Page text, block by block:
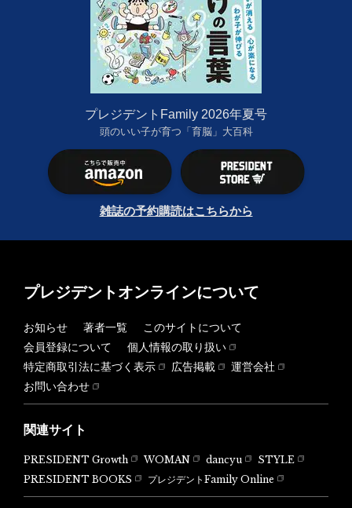
プレジデントFamily 2026年夏号
頭のいい子が育つ「育脳」大百科
雑誌の予約購読はこちらから
プレジデントオンラインについて
お知らせ 著者一覧
このサイトについて
会員登録について
個人情報の取り扱い
特定商取引法に基づく表示
広告掲載
運営会社
お問い合わせ
関連サイト
PRESIDENT Growth WOMAN dancyu
STYLE
PRESIDENT BOOKS
プレジデントFamily Online